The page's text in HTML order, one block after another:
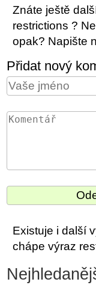
Znáte ještě
restrictions ?
opak? Napište
Přidat nový
Existuje i další
chápe výraz